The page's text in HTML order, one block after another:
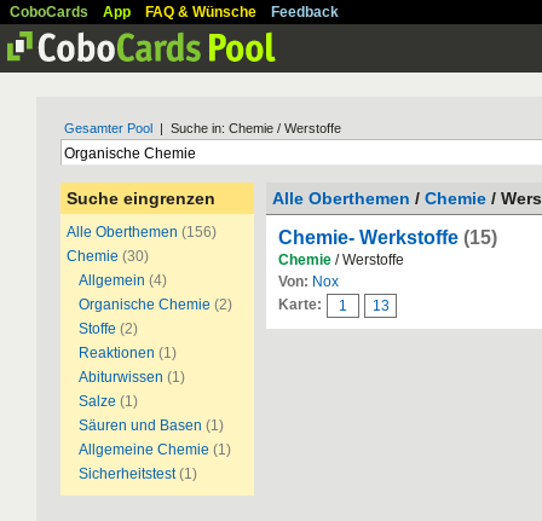
CoboCards App FAQ & Wünsche Feedback
Gesamter Pool | Suche in: Chemie / Werstoffe
Suche eingrenzen
Alle Oberthemen (156)
Chemie (30)
Allgemein (4)
Organische Chemie (2)
Stoffe (2)
Reaktionen (1)
Abiturwissen (1)
Salze (1)
Säuren und Basen (1)
Allgemeine Chemie (1)
Sicherheitstest (1)
Alle Oberthemen / Chemie /
Chemie- Werkstoffe (15)
Chemie / Werstoffe
Von: Nox
Karte:
1 13